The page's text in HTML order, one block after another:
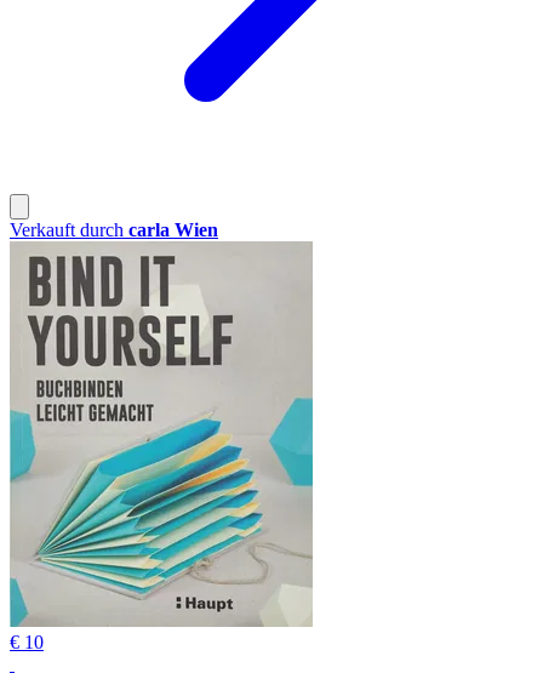
Verkauft durch carla Wien
€ 10